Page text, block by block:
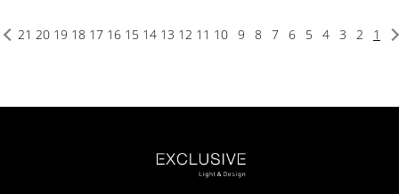
1
2
3
4
5
6
7
8
9
10
11
12
13
14
15
16
17
18
19
20
21